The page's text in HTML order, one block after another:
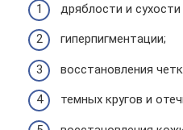
дряблости и
гиперпигментации;
восстановления
темных кругов и